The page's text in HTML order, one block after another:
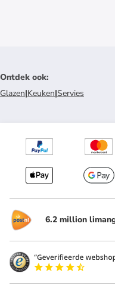
Ontdek ook:
Glazen|Keuken|Servies
6.2 million